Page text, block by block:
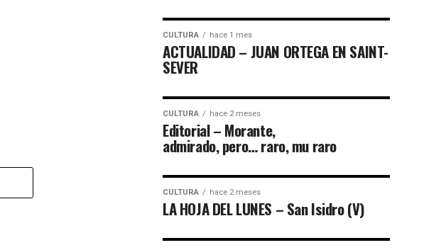
CULTURA hace 1 mes
ACTUALIDAD – JUAN ORTEGA EN SAINT-
SEVER
CULTURA hace 2 meses
Editorial – Morante,
admirado, pero… raro, mu raro
CULTURA hace 2 meses
LA HOJA DEL LUNES – San Isidro (V)